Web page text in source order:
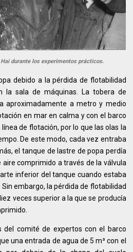
durante los experimentos prácticos.
debido a la pérdida de flotabilidad
la sala de máquinas. La tobera de
aproximadamente a metro y medio
en mar en calma y con el barco
de flotación, por lo que las olas la
De este modo, cada vez entraba
el tanque de lastre de popa perdía
comprimido a través de la válvula
inferior del tanque cuando estaba
embargo, la pérdida de flotabilidad
veces superior a la que se producía
del comité de expertos con el barco
una entrada de agua de 5 m³ con el